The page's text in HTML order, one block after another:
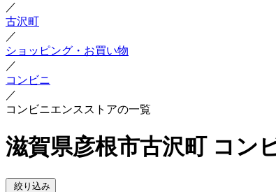
／
古沢町
／
ショッピング・お買い物
／
コンビニ
／
コンビニエンスストアの一覧
滋賀県彦根市古沢町 コン
絞り込み